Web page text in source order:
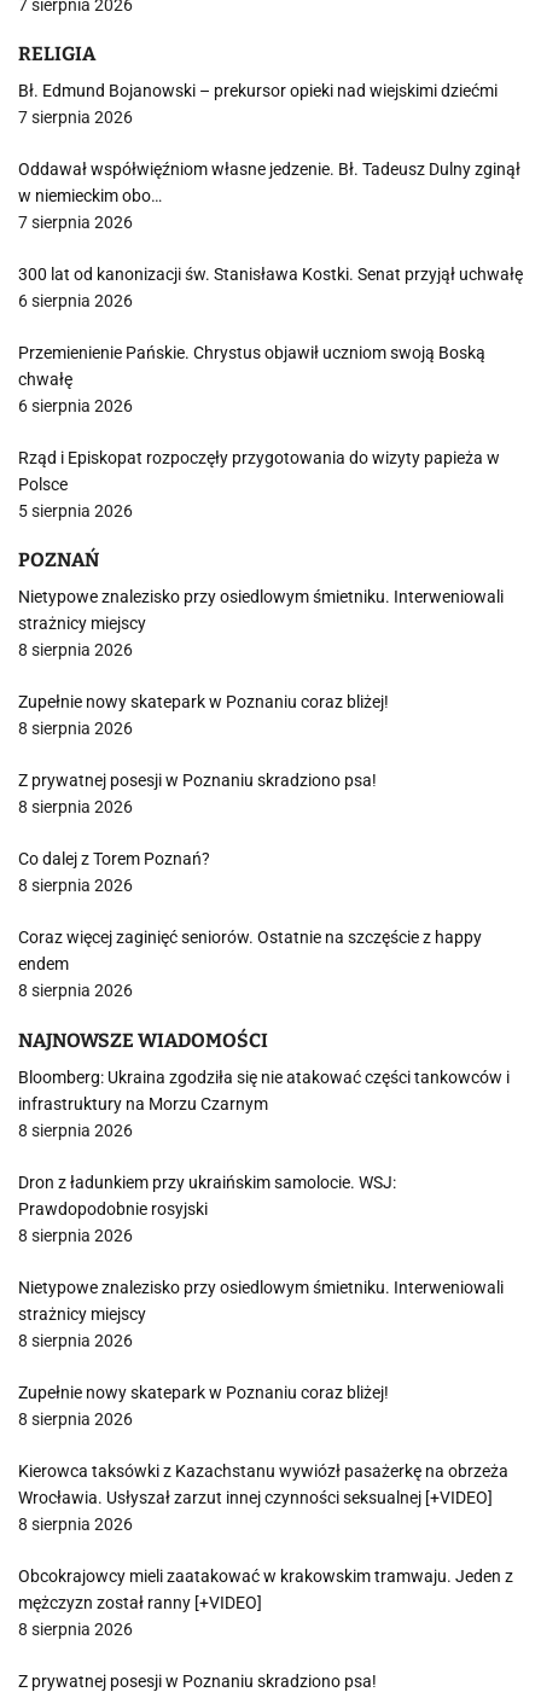
7 sierpnia 2026
RELIGIA
Bł. Edmund Bojanowski – prekursor opieki nad wiejskimi dziećmi
7 sierpnia 2026
Oddawał współwięźniom własne jedzenie. Bł. Tadeusz Dulny zginął
w niemieckim obo…
7 sierpnia 2026
300 lat od kanonizacji św. Stanisława Kostki. Senat przyjął uchwałę
6 sierpnia 2026
Przemienienie Pańskie. Chrystus objawił uczniom swoją Boską
chwałę
6 sierpnia 2026
Rząd i Episkopat rozpoczęły przygotowania do wizyty papieża w
Polsce
5 sierpnia 2026
POZNAŃ
Nietypowe znalezisko przy osiedlowym śmietniku. Interweniowali
strażnicy miejscy
8 sierpnia 2026
Zupełnie nowy skatepark w Poznaniu coraz bliżej!
8 sierpnia 2026
Z prywatnej posesji w Poznaniu skradziono psa!
8 sierpnia 2026
Co dalej z Torem Poznań?
8 sierpnia 2026
Coraz więcej zaginięć seniorów. Ostatnie na szczęście z happy
endem
8 sierpnia 2026
NAJNOWSZE WIADOMOŚCI
Bloomberg: Ukraina zgodziła się nie atakować części tankowców i
infrastruktury na Morzu Czarnym
8 sierpnia 2026
Dron z ładunkiem przy ukraińskim samolocie. WSJ:
Prawdopodobnie rosyjski
8 sierpnia 2026
Nietypowe znalezisko przy osiedlowym śmietniku. Interweniowali
strażnicy miejscy
8 sierpnia 2026
Zupełnie nowy skatepark w Poznaniu coraz bliżej!
8 sierpnia 2026
Kierowca taksówki z Kazachstanu wywiózł pasażerkę na obrzeża
Wrocławia. Usłyszał zarzut innej czynności seksualnej [+VIDEO]
8 sierpnia 2026
Obcokrajowcy mieli zaatakować w krakowskim tramwaju. Jeden z
mężczyzn został ranny [+VIDEO]
8 sierpnia 2026
Z prywatnej posesji w Poznaniu skradziono psa!